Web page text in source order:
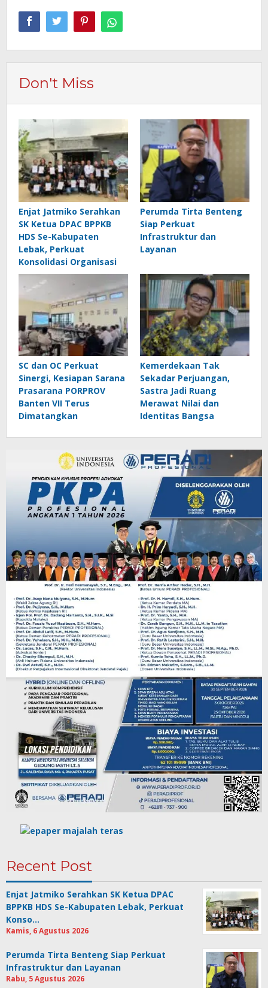
Don't Miss
Enjat Jatmiko Serahkan
SK Ketua DPAC BPPKB
HDS Se-Kabupaten
Lebak, Perkuat
Konsolidasi Organisasi
Perumda Tirta Benteng
Siap Perkuat
Infrastruktur dan
Layanan
SC dan OC Perkuat
Sinergi, Kesiapan Sarana
Prasarana PORPROV
Banten VII Terus
Dimatangkan
Kemerdekaan Tak
Sekadar Perjuangan,
Sastra Jadi Ruang
Merawat Nilai dan
Identitas Bangsa
Recent Post
Enjat Jatmiko Serahkan SK Ketua DPAC
BPPKB HDS Se-Kabupaten Lebak, Perkuat
Konso…
Kamis, 6 Agustus 2026
Perumda Tirta Benteng Siap Perkuat
Infrastruktur dan Layanan
Rabu, 5 Agustus 2026